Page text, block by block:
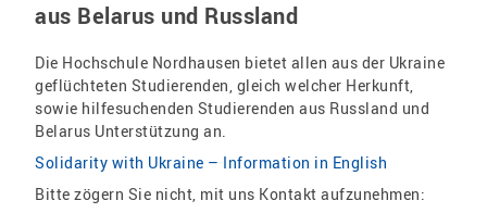
aus Belarus und Russland
Die Hochschule Nordhausen bietet allen aus der Ukraine
geflüchteten Studierenden, gleich welcher Herkunft,
sowie hilfesuchenden Studierenden aus Russland und
Belarus Unterstützung an.
Solidarity with Ukraine – Information in English
Bitte zögern Sie nicht, mit uns Kontakt aufzunehmen: